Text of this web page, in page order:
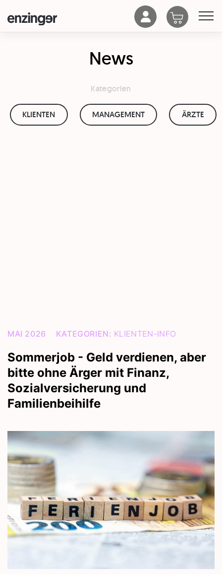
News
Kategorien
KLIENTEN MANAGEMENT ÄRZTE
MAI 2026 KATEGORIEN: KLIENTEN-INFO
Sommerjob - Geld verdienen, aber
bitte ohne Ärger mit Finanz,
Sozialversicherung und
Familienbeihilfe